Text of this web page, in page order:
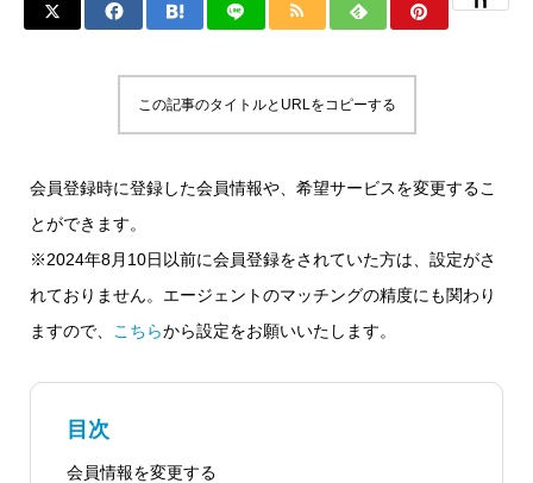
この記事のタイトルとURLをコピーする
会員登録時に登録した会員情報や、希望サービスを変更するこ
とができます。
※2024年8月10日以前に会員登録をされていた方は、設定がさ
れておりません。エージェントのマッチングの精度にも関わり
ますので、 こちらから設定をお願いいたします。
目次
会員情報を変更する